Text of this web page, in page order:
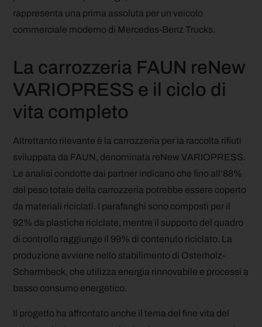
rappresenta una prima assoluta per un veicolo
commerciale moderno di Mercedes-Benz Trucks.
La carrozzeria FAUN reNew
VARIOPRESS e il ciclo di
vita completo
Altrettanto rilevante è la carrozzeria per la raccolta rifiuti
sviluppata da FAUN, denominata reNew VARIOPRESS.
Le analisi condotte dai partner indicano che fino all’88%
del peso totale della carrozzeria potrebbe essere coperto
da materiali riciclati. I parafanghi sono composti per il
92% da plastiche riciclate, mentre il supporto del quadro
di controllo raggiunge il 99% di contenuto riciclato. La
produzione avviene nello stabilimento di Osterholz-
Scharmbeck, che utilizza energia rinnovabile e processi a
basso consumo energetico.
Il progetto ha affrontato anche il tema del fine vita del